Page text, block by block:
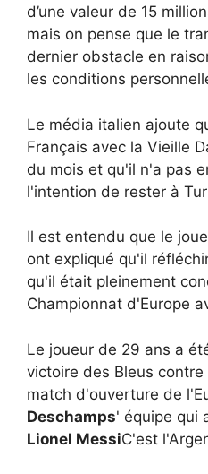
d’une valeur de 15
mais on pense que le
dernier obstacle en
les conditions
Le média italien ajoute
Français avec la Vieille
du mois et qu'il n'a pas
l'intention de rester à
Il est entendu que le
ont expliqué qu'il
qu'il était pleinement
Championnat d'Europe
Le joueur de 29 ans a
victoire des Bleus
match d'ouverture de
Deschamps' équipe qui
Lionel MessiC'est